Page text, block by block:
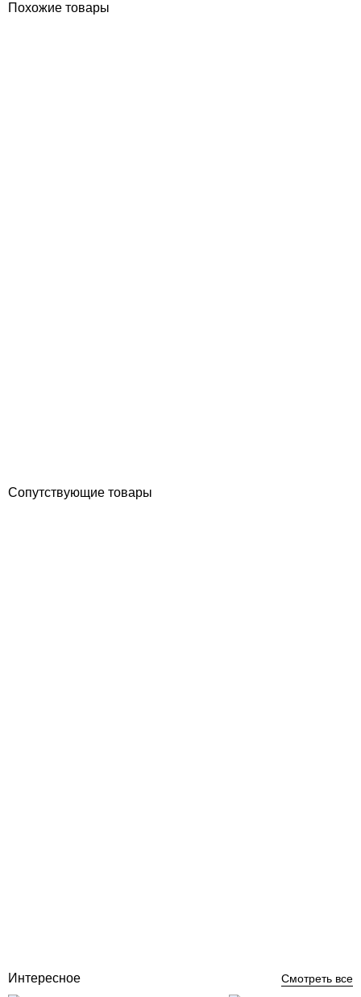
Похожие товары
Сопутствующие товары
Интересное Смотреть все